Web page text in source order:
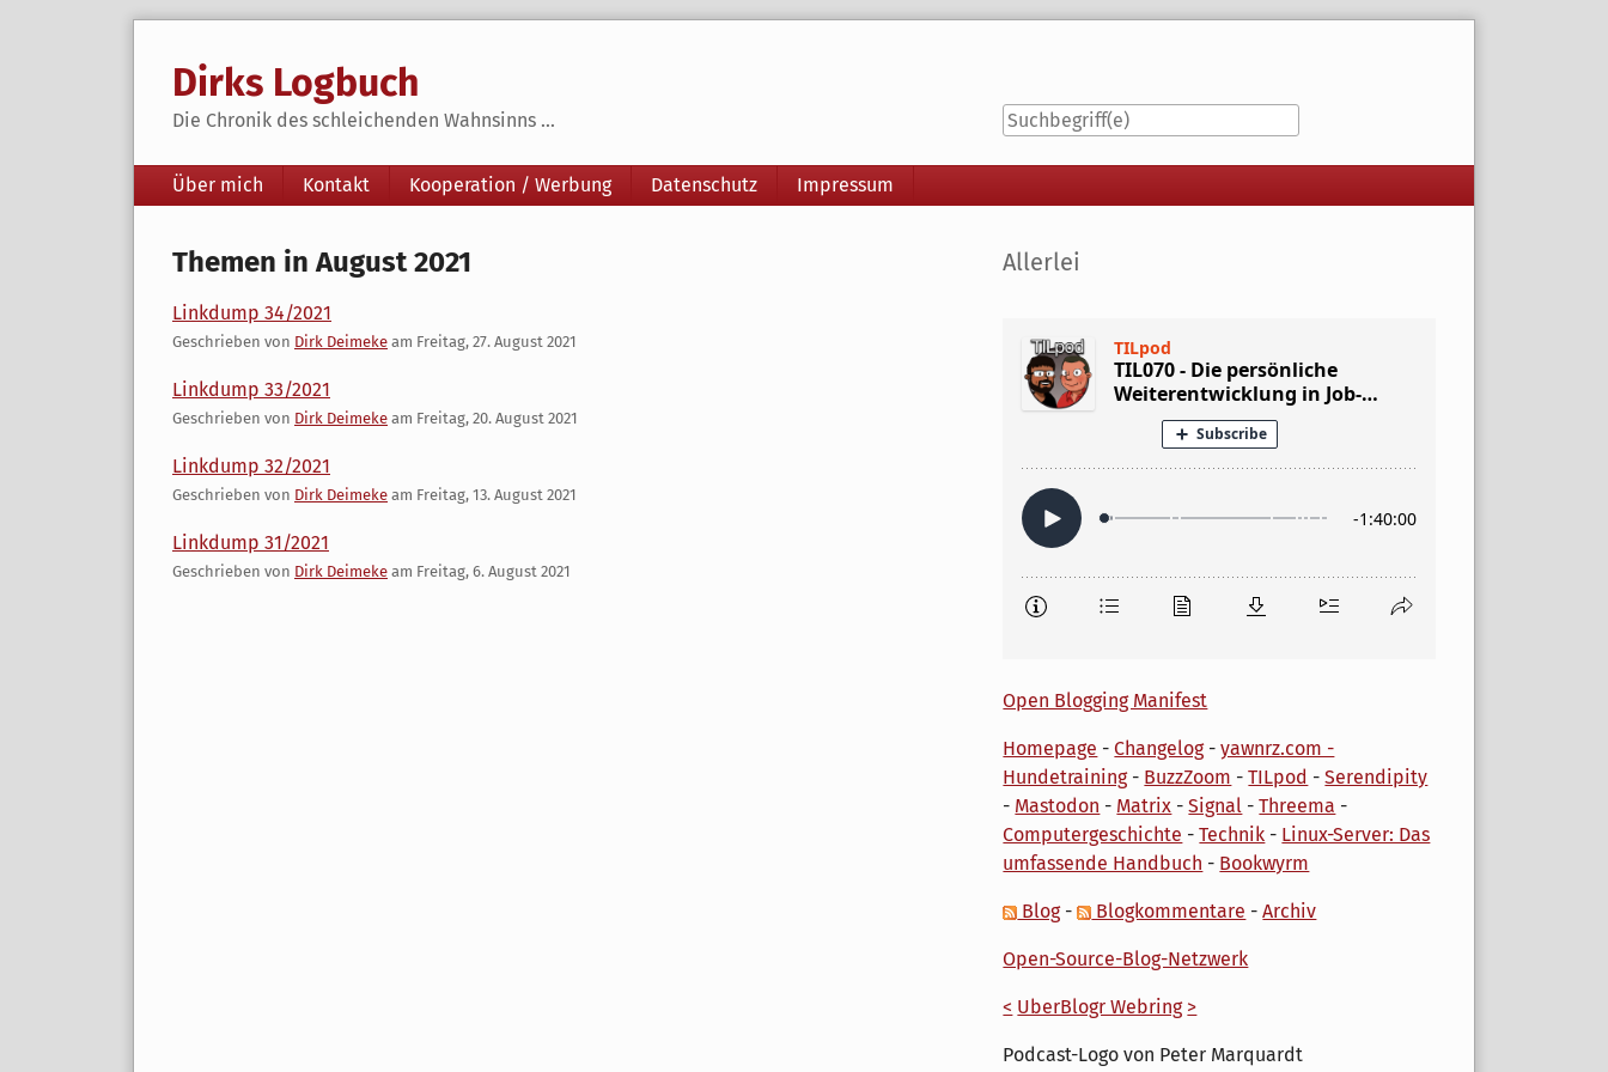
Dirks Logbuch
Die Chronik des schleichenden Wahnsinns ...
Navigation
Über mich Kontakt Kooperation / Werbung Datenschutz Impressum
Themen in August 2021
Linkdump 34/2021
Geschrieben von Dirk Deimeke am Freitag, 27. August 2021
Linkdump 33/2021
Geschrieben von Dirk Deimeke am Freitag, 20. August 2021
Linkdump 32/2021
Geschrieben von Dirk Deimeke am Freitag, 13. August 2021
Linkdump 31/2021
Geschrieben von Dirk Deimeke am Freitag, 6. August 2021
Seitenleiste
Allerlei
Open Blogging Manifest
Homepage -Changelog-yawnrz.com -
Hundetraining- BuzzZoom -TILpod -Serendipity
- Mastodon - Matrix -Signal -Threema -
Computergeschichte -Technik - Linux-Server: Das
umfassende Handbuch - Bookwyrm
Blog- Blogkommentare -Archiv
Open-Source-Blog-Netzwerk
< UberBlogr Webring >
Podcast-Logo von Peter Marquardt